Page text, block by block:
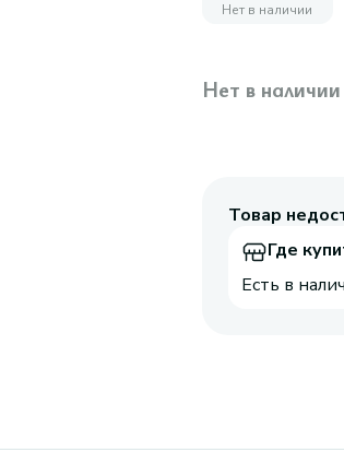
Нет в наличии
Нет в наличии
Товар
Где
Есть в